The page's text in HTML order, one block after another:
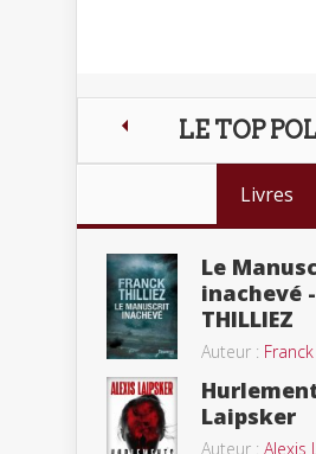
LE TOP
Livres
Le
inachevé
THILLIEZ
Auteur :
Laipsker
Auteur : Alexis